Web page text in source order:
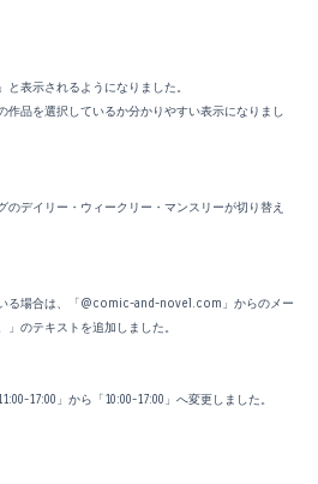
と表示されるようになりました。
作品を選択しているか分かりやすい表示になりまし
のデイリー・ウィークリー・マンスリーが切り替え
る場合は、「@comic-and-novel.com」からのメー
のテキストを追加しました。
17:00」から「10:00-17:00」へ変更しました。